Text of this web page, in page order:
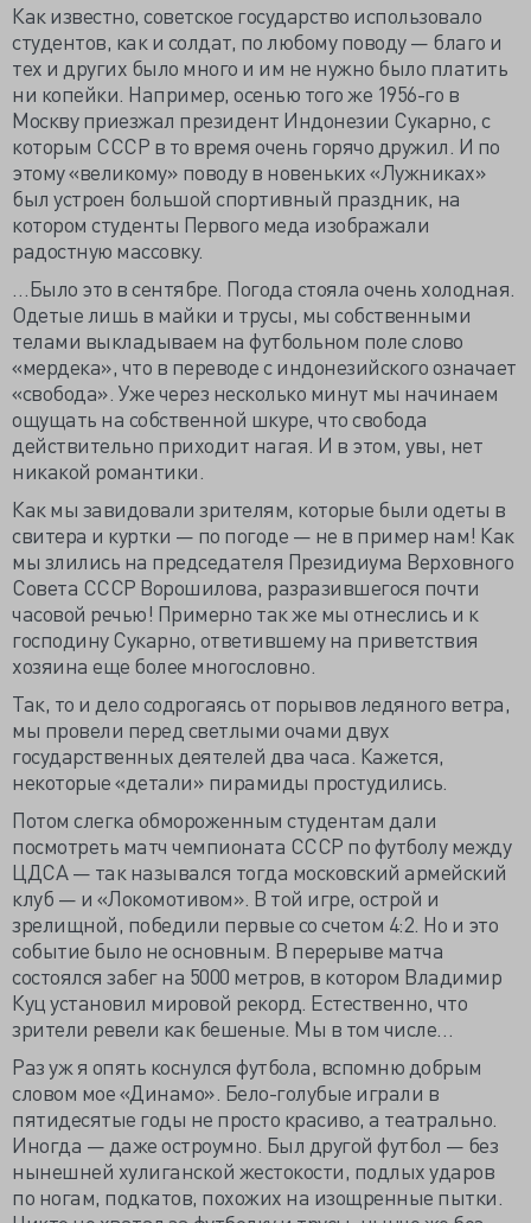
Как известно, советское государство использовало
студентов, как и солдат, по любому поводу — благо и
тех и других было много и им не нужно было платить
ни копейки. Например, осенью того же 1956-го в
Москву приезжал президент Индонезии Сукарно, с
которым СССР в то время очень горячо дружил. И по
этому «великому» поводу в новеньких «Лужниках»
был устроен большой спортивный праздник, на
котором студенты Первого меда изображали
радостную массовку.
…Было это в сентябре. Погода стояла очень холодная.
Одетые лишь в майки и трусы, мы собственными
телами выкладываем на футбольном поле слово
«мердека», что в переводе с индонезийского означает
«свобода». Уже через несколько минут мы начинаем
ощущать на собственной шкуре, что свобода
действительно приходит нагая. И в этом, увы, нет
никакой романтики.
Как мы завидовали зрителям, которые были одеты в
свитера и куртки — по погоде — не в пример нам! Как
мы злились на председателя Президиума Верховного
Совета СССР Ворошилова, разразившегося почти
часовой речью! Примерно так же мы отнеслись и к
господину Сукарно, ответившему на приветствия
хозяина еще более многословно.
Так, то и дело содрогаясь от порывов ледяного ветра,
мы провели перед светлыми очами двух
государственных деятелей два часа. Кажется,
некоторые «детали» пирамиды простудились.
Потом слегка обмороженным студентам дали
посмотреть матч чемпионата СССР по футболу между
ЦДСА — так назывался тогда московский армейский
клуб — и «Локомотивом». В той игре, острой и
зрелищной, победили первые со счетом 4:2. Но и это
событие было не основным. В перерыве матча
состоялся забег на 5000 метров, в котором Владимир
Куц установил мировой рекорд. Естественно, что
зрители ревели как бешеные. Мы в том числе…
Раз уж я опять коснулся футбола, вспомню добрым
словом мое «Динамо». Бело-голубые играли в
пятидесятые годы не просто красиво, а театрально.
Иногда — даже остроумно. Был другой футбол — без
нынешней хулиганской жестокости, подлых ударов
по ногам, подкатов, похожих на изощренные пытки.